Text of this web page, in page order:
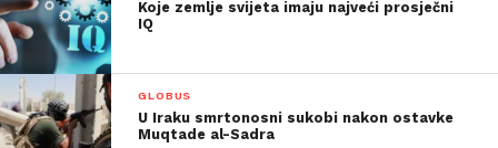
Koje zemlje svijeta imaju najveći prosječni
IQ
GLOBUS
U Iraku smrtonosni sukobi nakon ostavke
Muqtade al-Sadra